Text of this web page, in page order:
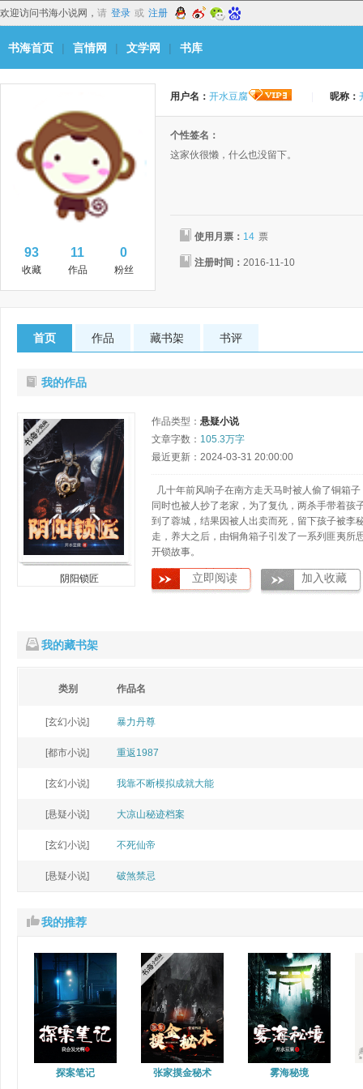
欢迎访问书海小说网， 请 登录 或 注册
书海首页 | 言情网 | 文学网 | 书库
93
收藏
11
作品
0
粉丝
用户名： 开水豆腐 昵称：
个性签名：
这家伙很懒，什么也没留下。
使用月票： 14 票
注册时间： 2016-11-10
首页 作品 藏书架 书评
我的作品
阴阳锁匠
作品类型： 悬疑小说
文章字数： 105.3万字
最近更新：2024-03-31 20:00:00
几十年前风响子在南方走天马时被人偷了铜箱子
同时也被人抄了老家，为了复仇，两杀手带着孩
到了蓉城，结果因被人出卖而死，留下孩子被李
走，养大之后，由铜角箱子引发了一系列匪夷所
开锁故事。
立即阅读 加入收藏
我的藏书架
类别 作品名
[玄幻小说] 暴力丹尊
[都市小说] 重返1987
[玄幻小说] 我靠不断模拟成就大能
[悬疑小说] 大凉山秘迹档案
[玄幻小说] 不死仙帝
[悬疑小说] 破煞禁忌
我的推荐
探案笔记 张家摸金秘术 雾海秘境